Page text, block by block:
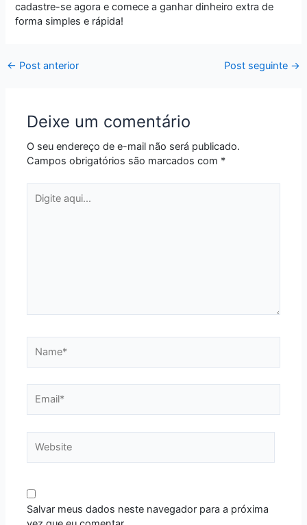
cadastre-se agora e comece a ganhar dinheiro extra de
forma simples e rápida!
← Post anterior Post seguinte →
Deixe um comentário
O seu endereço de e-mail não será publicado.
Campos obrigatórios são marcados com *
aqui...
Salvar meus dados neste navegador para a próxima